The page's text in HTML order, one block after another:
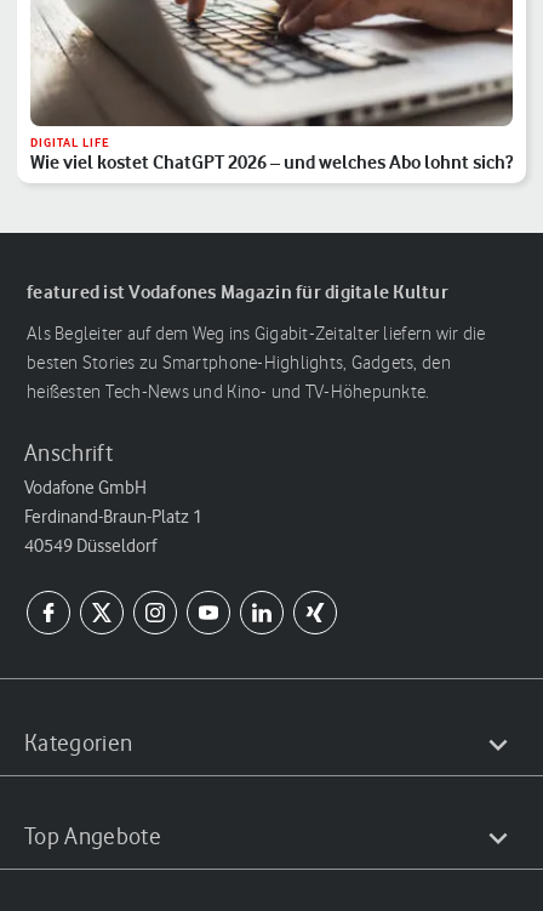
DIGITAL LIFE
Wie viel kostet ChatGPT 2026 – und welches Abo lohnt sich?
featured ist Vodafones Magazin für digitale Kultur
Als Begleiter auf dem Weg ins Gigabit-Zeitalter liefern wir die
besten Stories zu Smartphone-Highlights, Gadgets, den
heißesten Tech-News und Kino- und TV-Höhepunkte.
Anschrift
Vodafone GmbH
Ferdinand-Braun-Platz 1
40549 Düsseldorf
Kategorien
Top Angebote